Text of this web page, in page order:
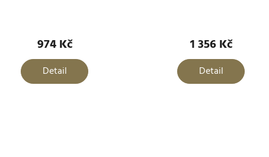
974 Kč
Detail
1 356 Kč
Detail